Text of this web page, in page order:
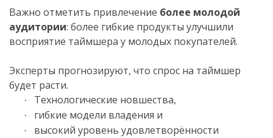
Важно отметить привлечение более молодой
аудитории: более гибкие продукты улучшили
восприятие таймшера у молодых покупателей.
Эксперты прогнозируют, что спрос на таймшер
будет расти.
· Технологические новшества,
· гибкие модели владения и
·
высокий уровень удовлетворённости